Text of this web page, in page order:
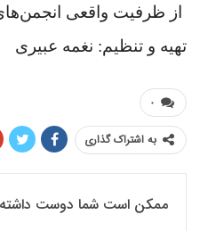
از ظرفیت واقعی
تهیه و تنظیم: نغمه عبیری
۰
به اشتراک گذاری
ممکن است شما دوست داشته